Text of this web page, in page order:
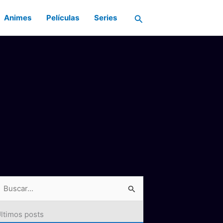
Animes Películas Series Buscar
posts